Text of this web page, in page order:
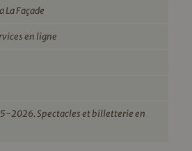
La Façade
en ligne
2026. Spectacles et billetterie en